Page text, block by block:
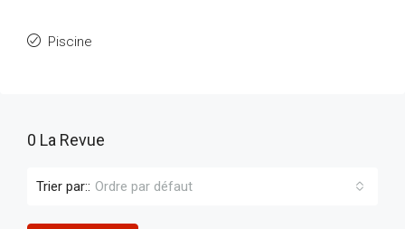
Piscine
0 La Revue
Trier par:: Ordre par défaut